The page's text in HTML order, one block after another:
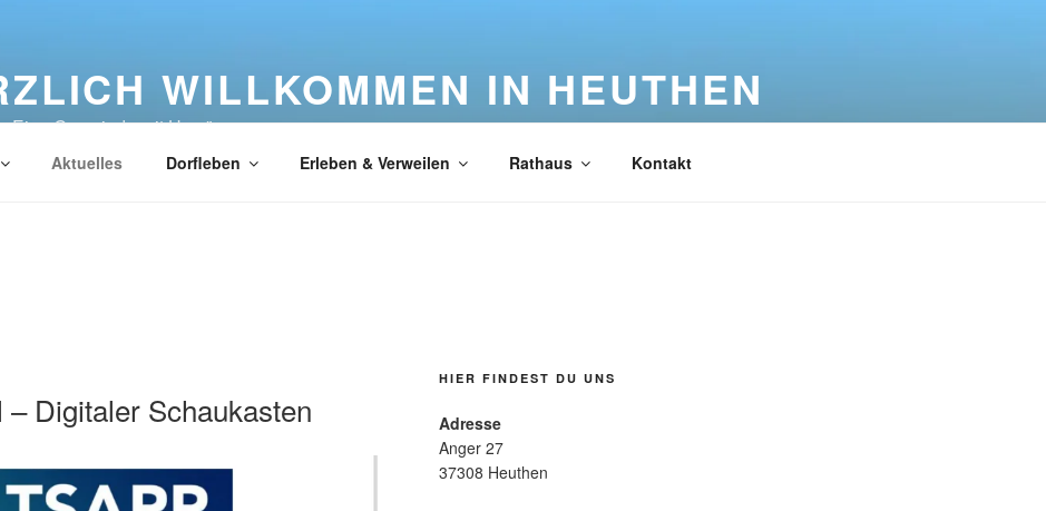
WILLKOMMEN IN HEUTHEN
Eine Gemeinde mit Herz"
Aktuelles Dorfleben Erleben & Verweilen Rathaus Kontakt
Digitaler Schaukasten
HIER FINDEST DU UNS
Adresse
Anger 27
37308 Heuthen